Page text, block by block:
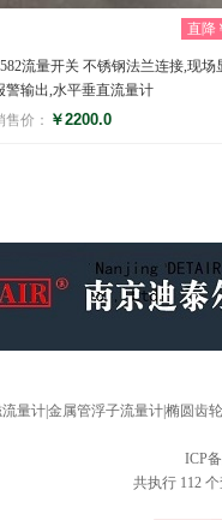
直降
流量开关 不锈钢法兰连接,现场
警输出,水平垂直流量计
售价： ￥2200.0
量计|金属管浮子流量计|椭圆
ICP
共执行 112